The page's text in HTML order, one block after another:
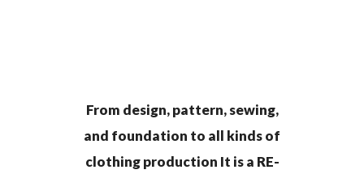
From design, pattern, sewing,
and foundation to all kinds of
clothing production It is a RE-